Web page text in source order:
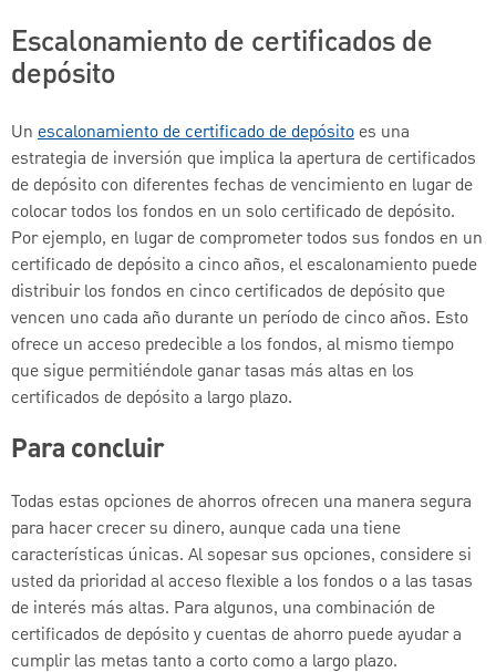
Escalonamiento de certificados de
depósito
Un escalonamiento de certificado de depósitoes una
estrategia de inversión que implica la apertura de certificados
de depósito con diferentes fechas de vencimiento en lugar de
colocar todos los fondos en un solo certificado de depósito.
Por ejemplo, en lugar de comprometer todos sus fondos en un
certificado de depósito a cinco años, el escalonamiento puede
distribuir los fondos en cinco certificados de depósito que
vencen uno cada año durante un período de cinco años. Esto
ofrece un acceso predecible a los fondos, al mismo tiempo
que sigue permitiéndole ganar tasas más altas en los
certificados de depósito a largo plazo.
Para concluir
Todas estas opciones de ahorros ofrecen una manera segura
para hacer crecer su dinero, aunque cada una tiene
características únicas. Al sopesar sus opciones, considere si
usted da prioridad al acceso flexible a los fondos o a las tasas
de interés más altas. Para algunos, una combinación de
certificados de depósito y cuentas de ahorro puede ayudar a
cumplir las metas tanto a corto como a largo plazo.